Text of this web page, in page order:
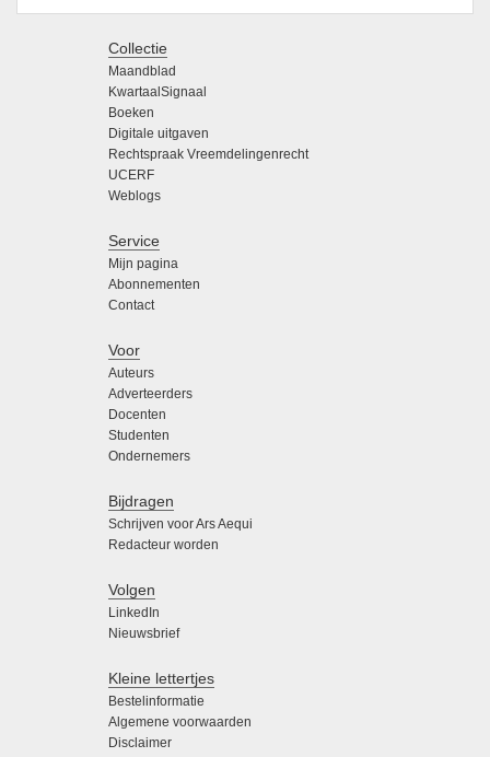
Collectie
Maandblad
KwartaalSignaal
Boeken
Digitale uitgaven
Rechtspraak Vreemdelingenrecht
UCERF
Weblogs
Service
Mijn pagina
Abonnementen
Contact
Voor
Auteurs
Adverteerders
Docenten
Studenten
Ondernemers
Bijdragen
Schrijven voor Ars Aequi
Redacteur worden
Volgen
LinkedIn
Nieuwsbrief
Kleine lettertjes
Bestelinformatie
Algemene voorwaarden
Disclaimer